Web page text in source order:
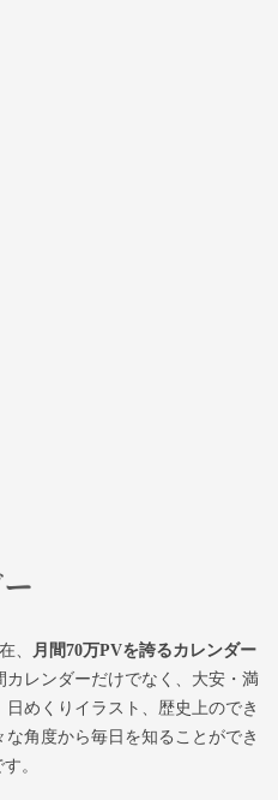
、
月間70万PVを誇るカレンダー
カレンダーだけでなく、大安・満
めくりイラスト、歴史上のでき
角度から毎日を知ることができ
。